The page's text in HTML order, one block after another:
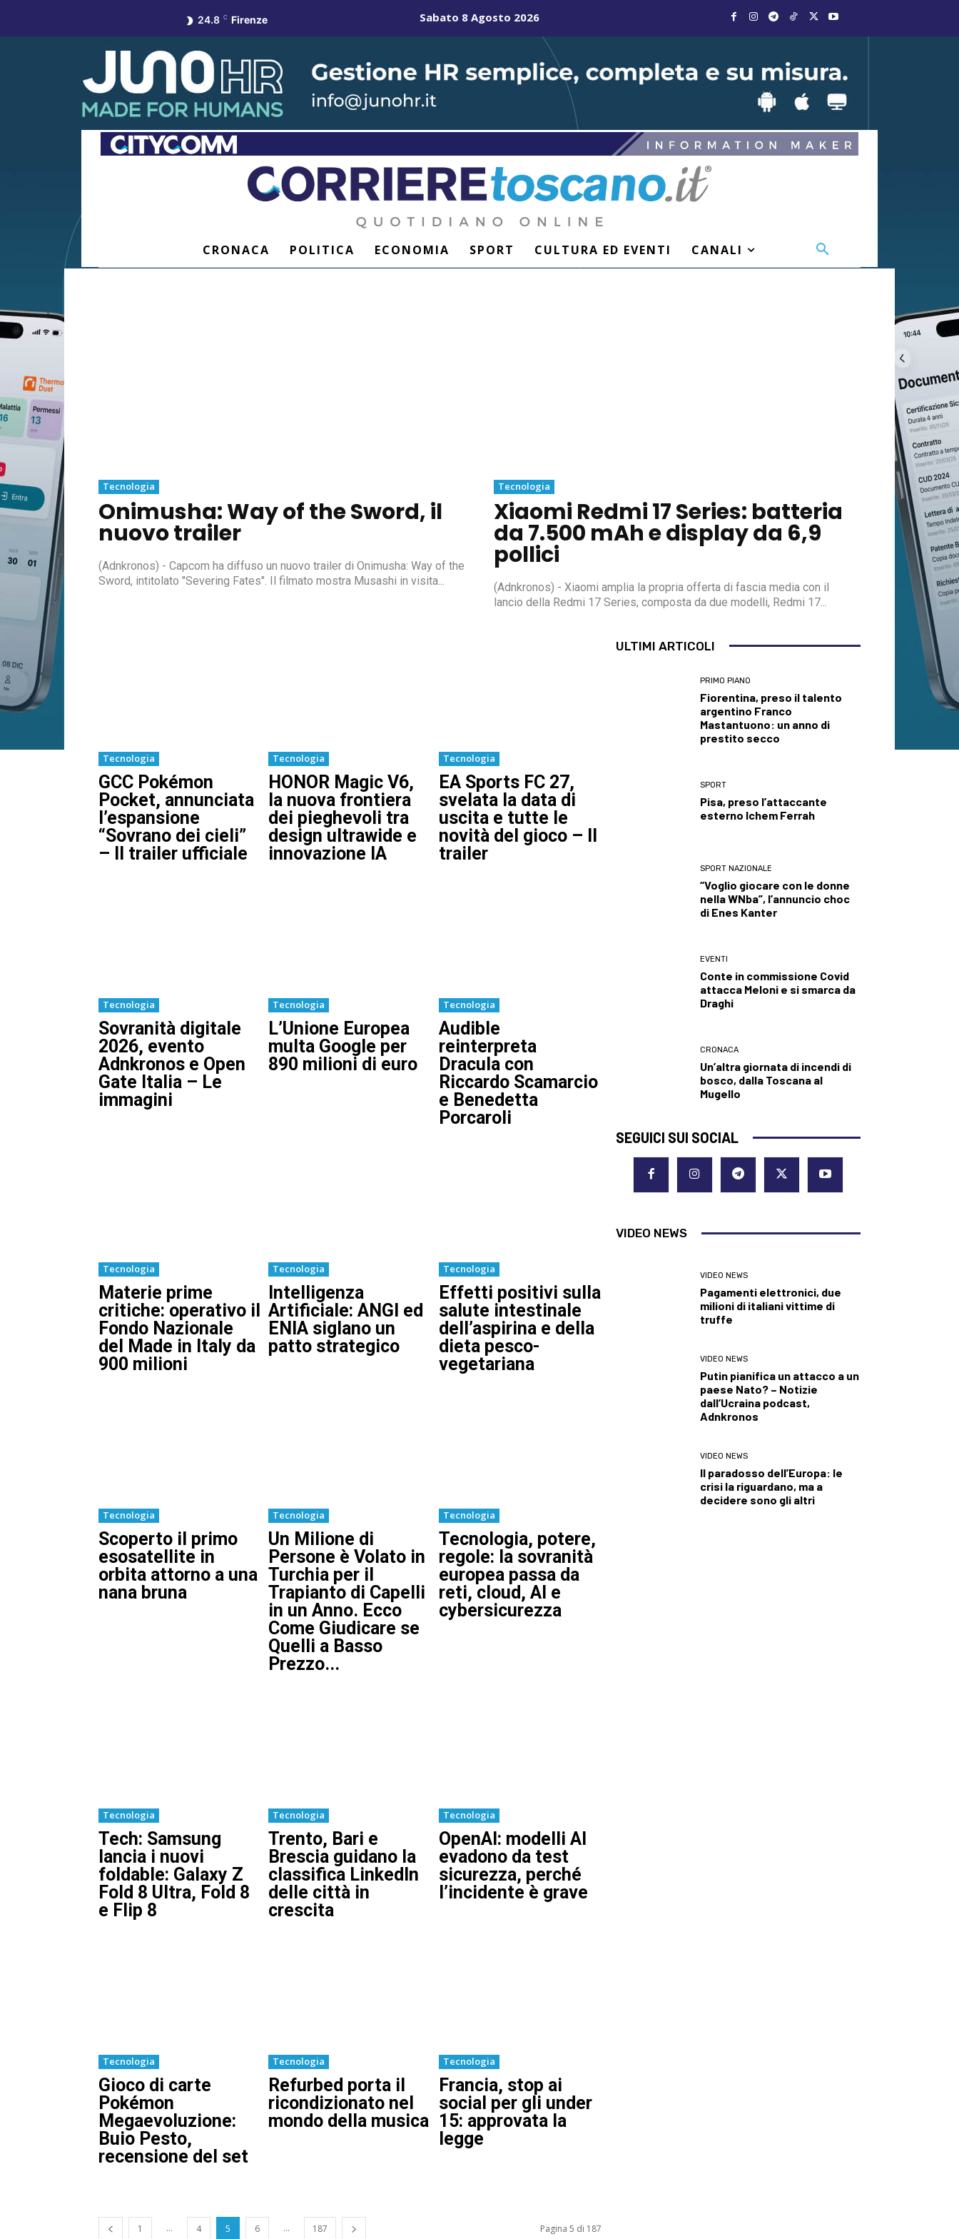
24.8 C Firenze Sabato 8 Agosto 2026
CRONACA POLITICA ECONOMIA SPORT CULTURA ED EVENTI CANALI
Tecnologia
Onimusha: Way of the Sword, il
nuovo trailer
(Adnkronos) - Capcom ha diffuso un nuovo trailer di Onimusha: Way of the
Sword, intitolato "Severing Fates". Il filmato mostra Musashi in visita...
Tecnologia
Xiaomi Redmi 17 Series: batteria
da 7.500 mAh e display da 6,9
pollici
(Adnkronos) - Xiaomi amplia la propria offerta di fascia media con il
lancio della Redmi 17 Series, composta da due modelli, Redmi 17...
Tecnologia
GCC Pokémon
Pocket, annunciata
l’espansione
“Sovrano dei cieli”
– Il trailer ufficiale
Tecnologia
HONOR Magic V6,
la nuova frontiera
dei pieghevoli tra
design ultrawide e
innovazione IA
Tecnologia
EA Sports FC 27,
svelata la data di
uscita e tutte le
novità del gioco – Il
trailer
Tecnologia
Sovranità digitale
2026, evento
Adnkronos e Open
Gate Italia – Le
immagini
Tecnologia
L’Unione Europea
multa Google per
890 milioni di euro
Tecnologia
Audible
reinterpreta
Dracula con
Riccardo Scamarcio
e Benedetta
Porcaroli
Tecnologia
Materie prime
critiche: operativo il
Fondo Nazionale
del Made in Italy da
900 milioni
Tecnologia
Intelligenza
Artificiale: ANGI ed
ENIA siglano un
patto strategico
Tecnologia
Effetti positivi sulla
salute intestinale
dell’aspirina e della
dieta pesco-
vegetariana
Tecnologia
Scoperto il primo
esosatellite in
orbita attorno a una
nana bruna
Tecnologia
Un Milione di
Persone è Volato in
Turchia per il
Trapianto di Capelli
in un Anno. Ecco
Come Giudicare se
Quelli a Basso
Prezzo...
Tecnologia
Tecnologia, potere,
regole: la sovranità
europea passa da
reti, cloud, AI e
cybersicurezza
Tecnologia
Tech: Samsung
lancia i nuovi
foldable: Galaxy Z
Fold 8 Ultra, Fold 8
e Flip 8
Tecnologia
Trento, Bari e
Brescia guidano la
classifica LinkedIn
delle città in
crescita
Tecnologia
OpenAI: modelli AI
evadono da test
sicurezza, perché
l’incidente è grave
Tecnologia
Gioco di carte
Pokémon
Megaevoluzione:
Buio Pesto,
recensione del set
Tecnologia
Refurbed porta il
ricondizionato nel
mondo della musica
Tecnologia
Francia, stop ai
social per gli under
15: approvata la
legge
1 ... 4 5 6 ... 187 Pagina 5 di 187
ULTIMI ARTICOLI
PRIMO PIANO
Fiorentina, preso il talento
argentino Franco
Mastantuono: un anno di
prestito secco
SPORT
Pisa, preso l’attaccante
esterno Ichem Ferrah
SPORT NAZIONALE
“Voglio giocare con le donne
nella WNba”, l’annuncio choc
di Enes Kanter
EVENTI
Conte in commissione Covid
attacca Meloni e si smarca da
Draghi
CRONACA
Un’altra giornata di incendi di
bosco, dalla Toscana al
Mugello
SEGUICI SUI SOCIAL
VIDEO NEWS
VIDEO NEWS
Pagamenti elettronici, due
milioni di italiani vittime di
truffe
VIDEO NEWS
Putin pianifica un attacco a un
paese Nato? – Notizie
dall’Ucraina podcast,
Adnkronos
VIDEO NEWS
Il paradosso dell’Europa: le
crisi la riguardano, ma a
decidere sono gli altri